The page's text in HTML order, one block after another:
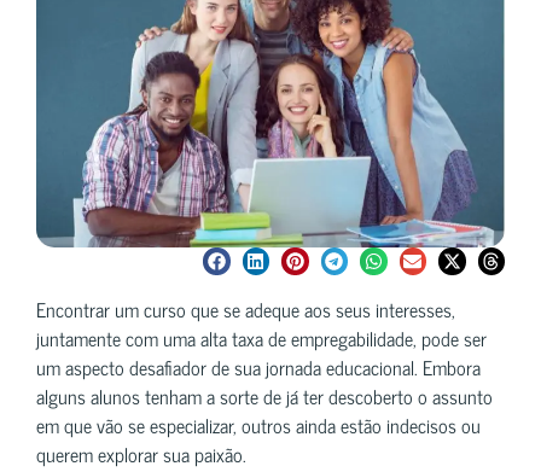
Encontrar um curso que se adeque aos seus interesses,
juntamente com uma alta taxa de empregabilidade, pode ser
um aspecto desafiador de sua jornada educacional. Embora
alguns alunos tenham a sorte de já ter descoberto o assunto
em que vão se especializar, outros ainda estão indecisos ou
querem explorar sua paixão.